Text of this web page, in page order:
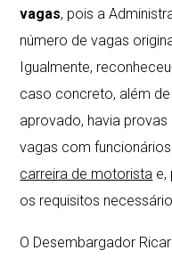
vagas, pois a
número de vagas
Igualmente,
caso concreto, além
aprovado, havia
vagas com
carreira de motorista e,
os requisitos
O Desembargador